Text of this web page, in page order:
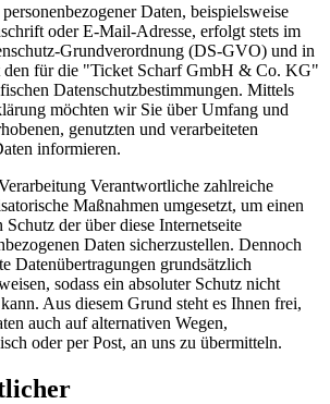
Daten, beispielsweise
oder E-Mail-Adresse, erfolgt stets im
Grundverordnung (DS-GVO) und in
den für die "Ticket Scharf GmbH & Co. KG"
Datenschutzbestimmungen. Mittels
möchten wir Sie über Umfang und
genutzten und verarbeiteten
informieren.
Verantwortliche zahlreiche
Maßnahmen umgesetzt, um einen
der über diese Internetseite
Daten sicherzustellen. Dennoch
Datenübertragungen grundsätzlich
sodass ein absoluter Schutz nicht
Aus diesem Grund steht es Ihnen frei,
auch auf alternativen Wegen,
oder per Post, an uns zu übermitteln.